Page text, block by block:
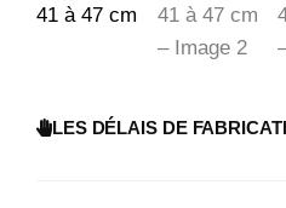
LES DÉLAIS DE